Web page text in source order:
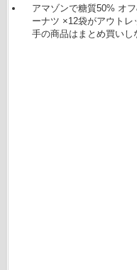
アマゾンで糖質50% オ
ーナツ ×12袋がアウト
手の商品はまとめ買いし